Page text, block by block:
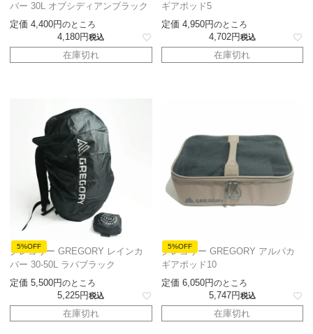
バー 30L オブシディアンブラック
定価 4,400 のところ
4,180 税込
在庫切れ
ギアポッド5
定価 4,950 のところ
4,702 税込
在庫切れ
5%OFF
グレゴリー GREGORY レインカ
バー 30-50L ラバブラック
定価 5,500 のところ
5,225 税込
在庫切れ
5%OFF
グレゴリー GREGORY アルパカ
ギアポッド10
定価 6,050 のところ
5,747 税込
在庫切れ